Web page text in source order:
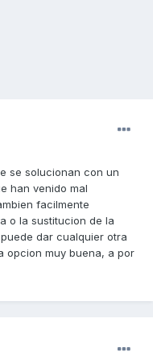
se solucionan con un
han venido mal
facilmente
o la sustitucion de la
dar cualquier otra
opcion muy buena, a por